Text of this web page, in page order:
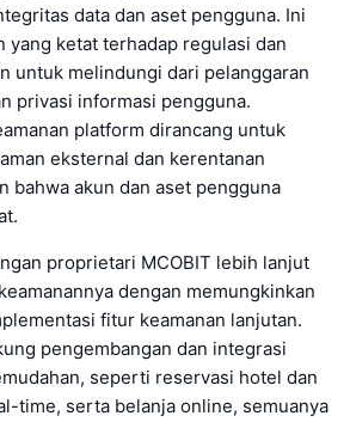
data dan aset pengguna. Ini
yang ketat terhadap regulasi dan
untuk melindungi dari pelanggaran
privasi informasi pengguna.
platform dirancang untuk
eksternal dan kerentanan
bahwa akun dan aset pengguna
proprietari MCOBIT lebih lanjut
dengan memungkinkan
fitur keamanan lanjutan.
pengembangan dan integrasi
seperti reservasi hotel dan
time, serta belanja online, semuanya